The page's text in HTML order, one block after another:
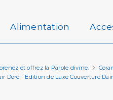
Alimentation
et offrez la Parole divine.
Doré - Edition de Luxe Couverture